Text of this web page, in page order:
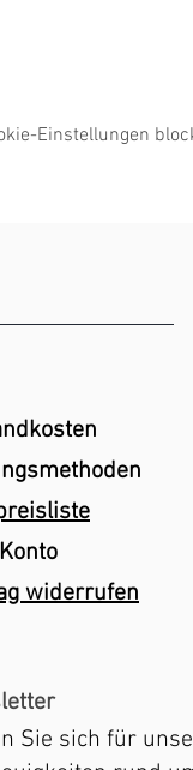
Einstellungen
widerrufen
Sie sich für